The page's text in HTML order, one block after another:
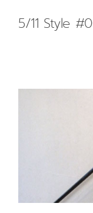
5/11 Style